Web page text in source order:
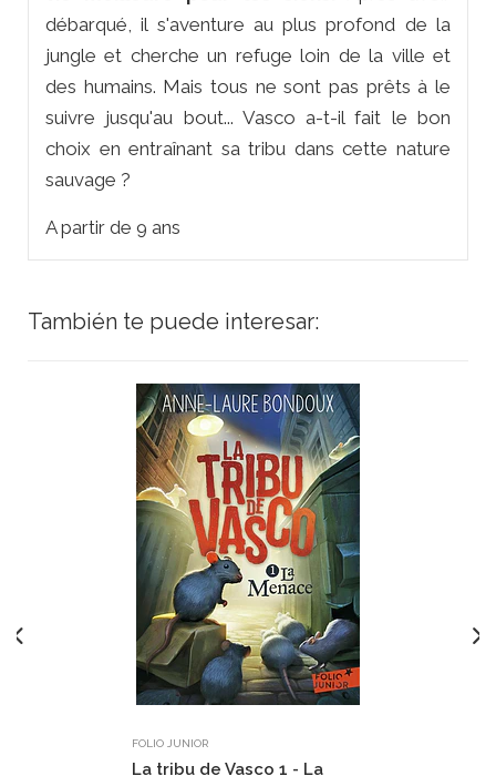
débarqué, il s'aventure au plus profond de la
jungle et cherche un refuge loin de la ville et
des humains. Mais tous ne sont pas prêts à le
suivre jusqu'au bout... Vasco a-t-il fait le bon
choix en entraînant sa tribu dans cette nature
sauvage ?
A partir de 9 ans
También te puede interesar:
FOLIO JUNIOR
La tribu de Vasco 1 - La